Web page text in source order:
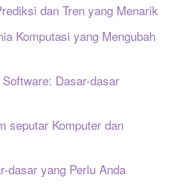
dan Tren yang Menarik
Komputasi yang Mengubah
Dasar-dasar
seputar Komputer dan
dasar yang Perlu Anda